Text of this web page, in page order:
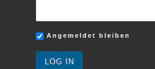
Angemeldet bleiben